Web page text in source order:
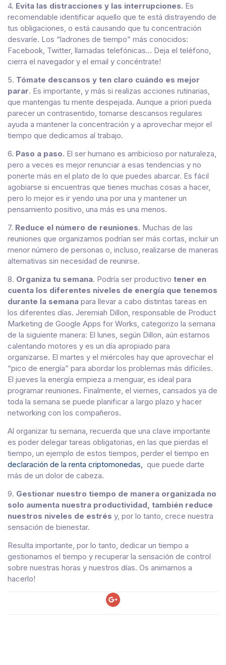
4. Evita las distracciones y las interrupciones. Es
recomendable identificar aquello que te está distrayendo de
tus obligaciones, o está causando que tu concentración
desvaríe. Los “ladrones de tiempo” más conocidos:
Facebook, Twitter, llamadas telefónicas… Deja el teléfono,
cierra el navegador y el email y concéntrate!
5. Tómate descansos y ten claro cuándo es mejor
parar. Es importante, y más si realizas acciones rutinarias,
que mantengas tu mente despejada. Aunque a priori pueda
parecer un contrasentido, tomarse descansos regulares
ayuda a mantener la concentración y a aprovechar mejor el
tiempo que dedicamos al trabajo.
6. Paso a paso. El ser humano es ambicioso por naturaleza,
pero a veces es mejor renunciar a esas tendencias y no
ponerte más en el plato de lo que puedes abarcar. Es fácil
agobiarse si encuentras que tienes muchas cosas a hacer,
pero lo mejor es ir yendo una por una y mantener un
pensamiento positivo, una más es una menos.
7. Reduce el número de reuniones. Muchas de las
reuniones que organizamos podrían ser más cortas, incluir un
menor número de personas o, incluso, realizarse de maneras
alternativas sin necesidad de reunirse.
8. Organiza tu semana. Podría ser productivo tener en
cuenta los diferentes niveles de energía que tenemos
durante la semana para llevar a cabo distintas tareas en
los diferentes días. Jeremiah Dillon, responsable de Product
Marketing de Google Apps for Works, categorizo la semana
de la siguiente manera: El lunes, según Dillon, aún estamos
calentando motores y es un día apropiado para
organizarse. El martes y el miércoles hay que aprovechar el
“pico de energía” para abordar los problemas más difíciles.
El jueves la energía empieza a menguar, es ideal para
programar reuniones. Finalmente, el viernes, cansados ya de
toda la semana se puede planificar a largo plazo y hacer
networking con los compañeros.
Al organizar tu semana, recuerda que una clave importante
es poder delegar tareas obligatorias, en las que pierdas el
tiempo, un ejemplo de estos tiempos, perder el tiempo en
declaración de la renta criptomonedas, que puede darte
más de un dolor de cabeza.
9. Gestionar nuestro tiempo de manera organizada no
solo aumenta nuestra productividad, también reduce
nuestros niveles de estrés y, por lo tanto, crece nuestra
sensación de bienestar.
Resulta importante, por lo tanto, dedicar un tiempo a
gestionarnos el tiempo y recuperar la sensación de control
sobre nuestras horas y nuestros días. Os animamos a
hacerlo!